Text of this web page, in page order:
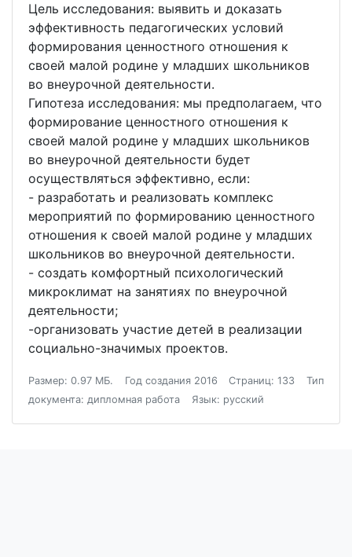
Цель исследования: выявить и доказать
эффективность педагогических условий
формирования ценностного отношения к
своей малой родине у младших школьников
во внеурочной деятельности.
Гипотеза исследования: мы предполагаем, что
формирование ценностного отношения к
своей малой родине у младших школьников
во внеурочной деятельности будет
осуществляться эффективно, если:
- разработать и реализовать комплекс
мероприятий по формированию ценностного
отношения к своей малой родине у младших
школьников во внеурочной деятельности.
- создать комфортный психологический
микроклимат на занятиях по внеурочной
деятельности;
-организовать участие детей в реализации
социально-значимых проектов.
Размер: 0.97 МБ. Год создания 2016 Страниц: 133
Тип
документа: дипломная работа
Язык: русский